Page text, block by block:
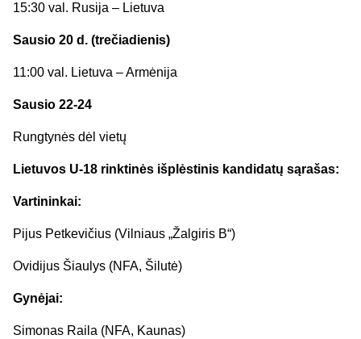
15:30 val. Rusija – Lietuva
Sausio 20 d. (trečiadienis)
11:00 val. Lietuva – Armėnija
Sausio 22-24
Rungtynės dėl vietų
Lietuvos U-18 rinktinės išplėstinis kandidatų sąrašas:
Vartininkai:
Pijus Petkevičius (Vilniaus „Žalgiris B“)
Ovidijus Šiaulys (NFA, Šilutė)
Gynėjai:
Simonas Raila (NFA, Kaunas)